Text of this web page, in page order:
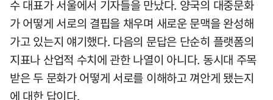
수 대표가 서울에서 기자들을 만났다. 양국의 대중문화
가 어떻게 서로의 결핍을 채우며 새로운 문맥을 완성해
가고 있는지 얘기했다. 다음의 문답은 단순히 플랫폼의
지표나 산업적 수치에 관한 나열이 아니다. 동시대 주목
받은 두 문화가 어떻게 서로를 이해하고 껴안게 됐는지
에 대한 답이다.